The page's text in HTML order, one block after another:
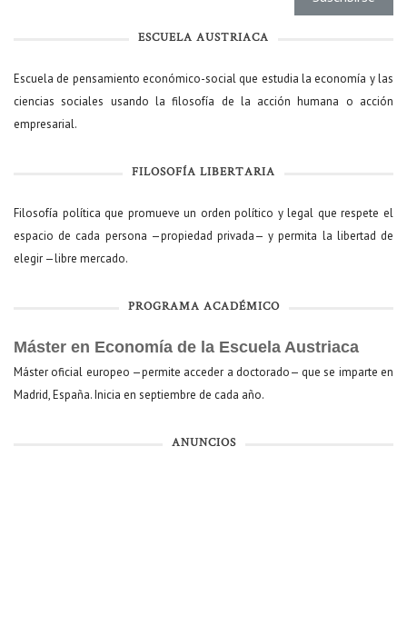
ESCUELA AUSTRIACA
Escuela de pensamiento económico-social que estudia la economía y las
ciencias sociales usando la filosofía de la acción humana o acción
empresarial.
FILOSOFÍA LIBERTARIA
Filosofía política que promueve un orden político y legal que respete el
espacio de cada persona —propiedad privada— y permita la libertad de
elegir —libre mercado.
PROGRAMA ACADÉMICO
Máster en Economía de la Escuela Austriaca
Máster oficial europeo —permite acceder a doctorado— que se imparte en
Madrid, España. Inicia en septiembre de cada año.
ANUNCIOS